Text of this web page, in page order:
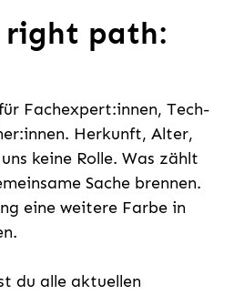
right path:
Fachexpert:innen, Tech-
Herkunft, Alter,
keine Rolle. Was zählt
Sache brennen.
eine weitere Farbe in
du alle aktuellen